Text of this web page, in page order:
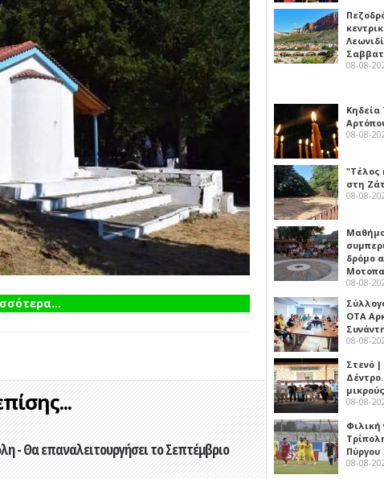
- Θα επαναλειτουργήσει το Σεπτέμβριο
08-08-
08-08-
"Τέλος
στη
08-08-
δρόμο
08-08-
ΟΤΑ
08-08-
Στενό
08-08-
Φιλική
Πύργου
08-08-